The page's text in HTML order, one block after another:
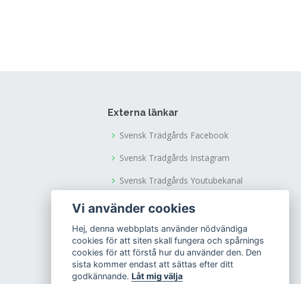
Externa länkar
Svensk Trädgårds Facebook
Svensk Trädgårds Instagram
Svensk Trädgårds Youtubekanal
Tusen Trädgårdars Facebook
Tusen Trädgårdars Instagram
Vi använder cookies
Hej, denna webbplats använder nödvändiga
cookies för att siten skall fungera och spårnings
cookies för att förstå hur du använder den. Den
sista kommer endast att sättas efter ditt
godkännande. Låt mig välja